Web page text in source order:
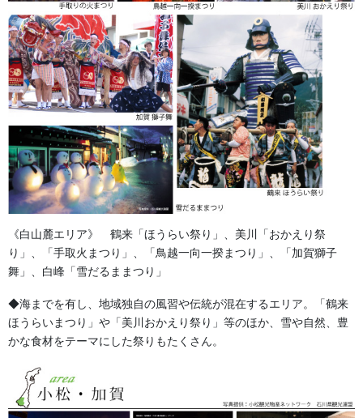
営業時間 10:00-18:00 〒920-0061金沢市問屋町2丁目85
(FAX076-237-7150)
人形の森佐は12月〜4月末まで土曜、日曜も営業。
お問い合わせ
カテゴリー お祭備品と豆知識
よもやま話
前の記事
けんたい・胸当ての生地は貫八
別珍を使用しています。
2026年の百万石まつり 小坂町
獅子舞保存会演武
《白山麓エリア》 鶴来「ほうらい祭り」、美川「おかえり祭
り」、「手取火まつり」、「鳥越一向一揆まつり」、「加賀獅子
舞」、白峰「雪だるままつり」
◆海までを有し、地域独自の風習や伝統が混在するエリア。「鶴来
ほうらいまつり」や「美川おかえり祭り」等のほか、雪や自然、豊
かな食材をテーマにした祭りもたくさん。